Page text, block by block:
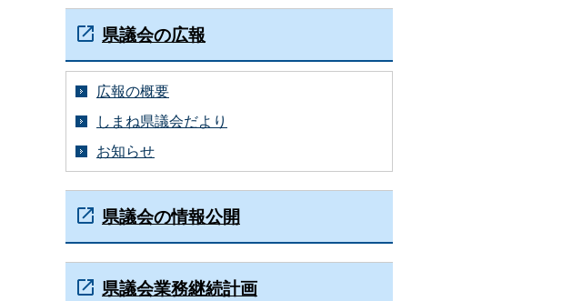
県議会の広報
広報の概要
しまね県議会だより
お知らせ
県議会の情報公開
県議会業務継続計画